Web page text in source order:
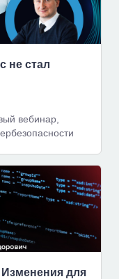
не стал
вебинар,
для